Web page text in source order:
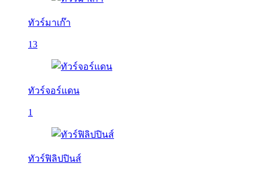
ทัวร์มาเก๊า
13
ทัวร์จอร์แดน
1
ทัวร์ฟิลิปปินส์